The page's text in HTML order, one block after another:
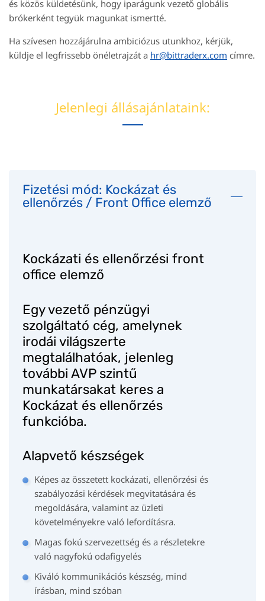
és közös küldetésünk, hogy iparágunk vezető globális
brókerként tegyük magunkat ismertté.
Ha szívesen hozzájárulna ambiciózus utunkhoz, kérjük,
küldje el legfrissebb önéletrajzát a hr@bittraderx.com címre.
Jelenlegi állásajánlataink:
Fizetési mód: Kockázat és
ellenőrzés / Front Office elemző
Kockázati és ellenőrzési front
office elemző
Egy vezető pénzügyi
szolgáltató cég, amelynek
irodái világszerte
megtalálhatóak, jelenleg
további AVP szintű
munkatársakat keres a
Kockázat és ellenőrzés
funkcióba.
Alapvető készségek
Képes az összetett kockázati, ellenőrzési és
szabályozási kérdések megvitatására és
megoldására, valamint az üzleti
követelményekre való lefordításra.
Magas fokú szervezettség és a részletekre
való nagyfokú odafigyelés
Kiváló kommunikációs készség, mind
írásban, mind szóban